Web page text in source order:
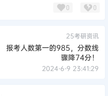
0 0
25考研资讯
报考人数第一的985，分数线
骤降74分！
2024-6-9 23:41:29